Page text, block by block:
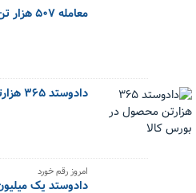
معامله ۵۰۷ هزار تن محصول در بورس کالا
دادوستد ۳۶۵ هزارتن محصول در بورس کالا
امروز رقم خورد